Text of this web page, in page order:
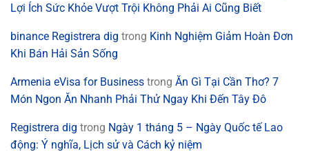
Lợi Ích Sức Khỏe Vượt Trội Không Phải Ai Cũng Biết
binance Registrera dig trong Kinh Nghiệm Giảm Hoàn Đơn
Khi Bán Hải Sản Sống
Armenia eVisa for Business trong Ăn Gì Tại Cần Thơ? 7
Món Ngon Ăn Nhanh Phải Thử Ngay Khi Đến Tây Đô
Registrera dig trong Ngày 1 tháng 5 – Ngày Quốc tế Lao
động: Ý nghĩa, Lịch sử và Cách kỷ niệm